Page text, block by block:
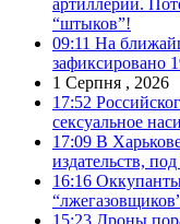
“штыков”!
09:11 На
зафиксировано
1 Серпня , 2026
17:52
сексуальное
17:09 В
издательств,
16:16
15:23 Дроны